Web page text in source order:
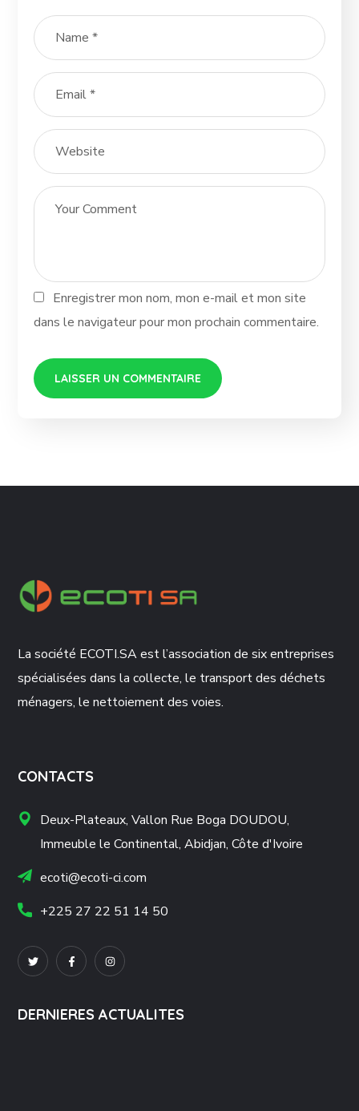
Enregistrer mon nom, mon e-mail et mon site
dans le navigateur pour mon prochain commentaire.
La société ECOTI.SA est l’association de six entreprises
spécialisées dans la collecte, le transport des déchets
ménagers, le nettoiement des voies.
CONTACTS
Deux-Plateaux, Vallon Rue Boga DOUDOU,
Immeuble le Continental, Abidjan, Côte d'Ivoire
ecoti@ecoti-ci.com
+225 27 22 51 14 50
DERNIERES ACTUALITES